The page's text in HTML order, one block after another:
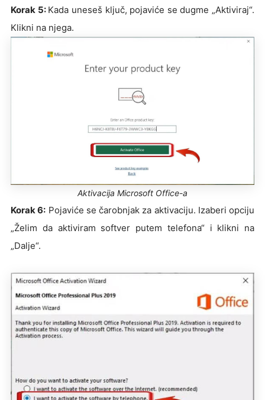
Korak 5: Kada uneseš ključ, pojaviće se dugme „Aktiviraj“.
Klikni na njega.
Aktivacija Microsoft Office-a
Korak 6: Pojaviće se čarobnjak za aktivaciju. Izaberi opciju
„Želim da aktiviram softver putem telefona“ i klikni na
„Dalje“.